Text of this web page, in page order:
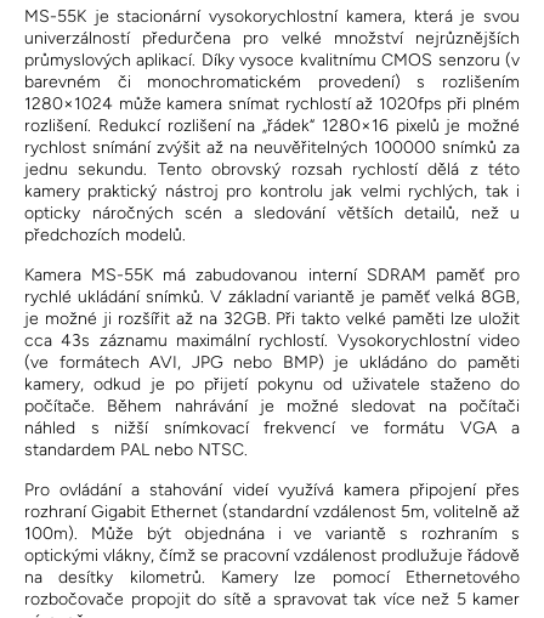
MS-55K je stacionární vysokorychlostní kamera, která je svou
univerzálností předurčena pro velké množství nejrůznějších
průmyslových aplikací. Díky vysoce kvalitnímu CMOS senzoru (v
barevném či monochromatickém provedení) s rozlišením
1280×1024 může kamera snímat rychlostí až 1020fps při plném
rozlišení. Redukcí rozlišení na „řádek“ 1280×16 pixelů je možné
rychlost snímání zvýšit až na neuvěřitelných 100000 snímků za
jednu sekundu. Tento obrovský rozsah rychlostí dělá z této
kamery praktický nástroj pro kontrolu jak velmi rychlých, tak i
opticky náročných scén a sledování větších detailů, než u
předchozích modelů.
Kamera MS-55K má zabudovanou interní SDRAM paměť pro
rychlé ukládání snímků. V základní variantě je paměť velká 8GB,
je možné ji rozšířit až na 32GB. Při takto velké paměti lze uložit
cca 43s záznamu maximální rychlostí. Vysokorychlostní video
(ve formátech AVI, JPG nebo BMP) je ukládáno do paměti
kamery, odkud je po přijetí pokynu od uživatele staženo do
počítače. Během nahrávání je možné sledovat na počítači
náhled s nižší snímkovací frekvencí ve formátu VGA a
standardem PAL nebo NTSC.
Pro ovládání a stahování videí využívá kamera připojení přes
rozhraní Gigabit Ethernet (standardní vzdálenost 5m, volitelně až
100m). Může být objednána i ve variantě s rozhraním s
optickými vlákny, čímž se pracovní vzdálenost prodlužuje řádově
na desítky kilometrů. Kamery lze pomocí Ethernetového
rozbočovače propojit do sítě a spravovat tak více než 5 kamer